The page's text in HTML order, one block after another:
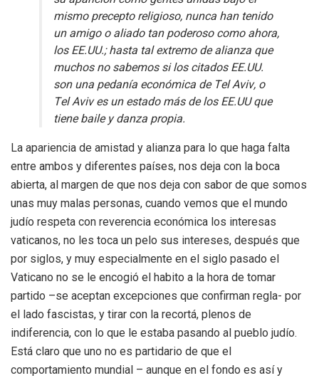
mismo precepto religioso, nunca han tenido
un amigo o aliado tan poderoso como ahora,
los EE.UU.; hasta tal extremo de alianza que
muchos no sabemos si los citados EE.UU.
son una pedanía económica de Tel Aviv, o
Tel Aviv es un estado más de los EE.UU que
tiene baile y danza propia.
La apariencia de amistad y alianza para lo que haga falta
entre ambos y diferentes países, nos deja con la boca
abierta, al margen de que nos deja con sabor de que somos
unas muy malas personas, cuando vemos que el mundo
judío respeta con reverencia económica los interesas
vaticanos, no les toca un pelo sus intereses, después que
por siglos, y muy especialmente en el siglo pasado el
Vaticano no se le encogió el habito a la hora de tomar
partido –se aceptan excepciones que confirman regla- por
el lado fascistas, y tirar con la recortá, plenos de
indiferencia, con lo que le estaba pasando al pueblo judío.
Está claro que uno no es partidario de que el
comportamiento mundial – aunque en el fondo es así y